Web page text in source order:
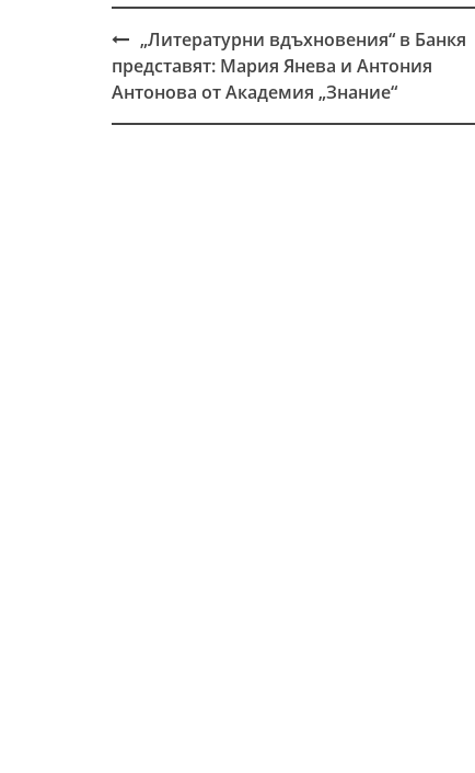
Post
navigation
„Литературни вдъхновения“ в Банкя
представят: Мария Янева и Антония
Антонова от Академия „Знание“